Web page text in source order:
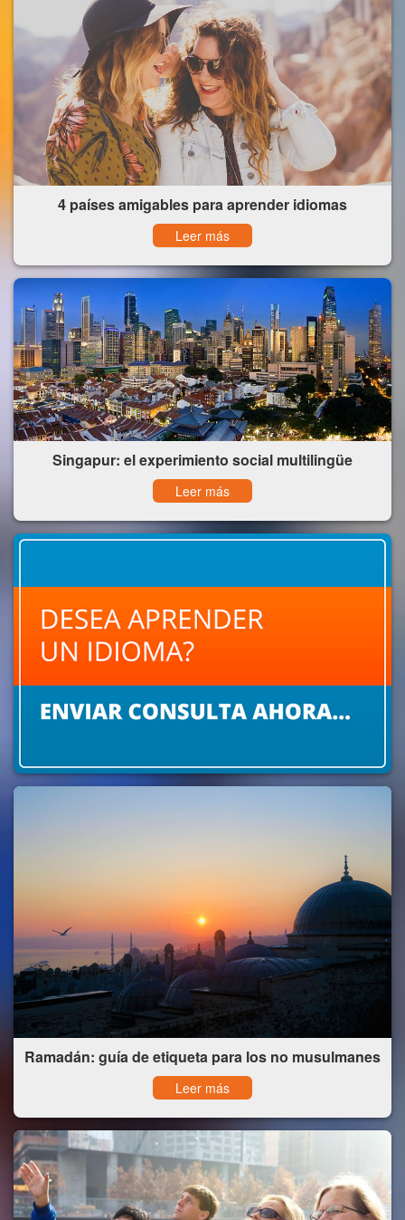
4 países amigables para aprender idiomas
Leer más
Singapur: el experimiento social multilingüe
Leer más
Ramadán: guía de etiqueta para los no musulmanes
Leer más